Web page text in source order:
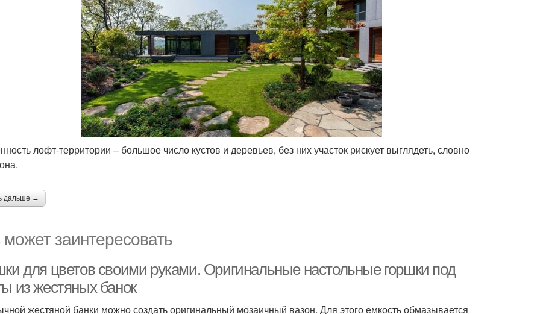
лофт-территории – большое число кустов и деревьев, без них участок рискует выглядеть, словно
дальше →
заинтересовать
для цветов своими руками. Оригинальные настольные горшки под
из жестяных банок
жестяной банки можно создать оригинальный мозаичный вазон. Для этого емкость обмазывается